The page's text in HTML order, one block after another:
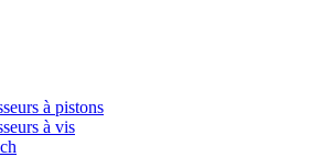
à pistons
à vis